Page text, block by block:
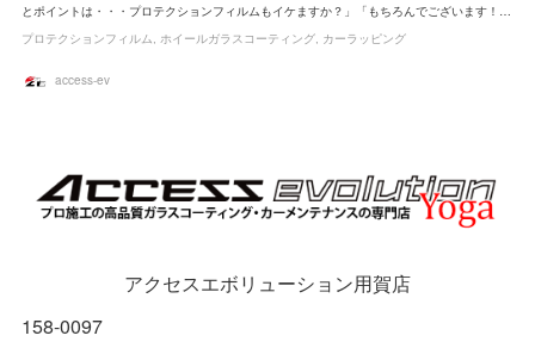
とポイントは・・・プロテクションフィルムもイケますか？」「もちろんでございます！…
プロテクションフィルム ホイールガラスコーティング カーラッピング
access-ev
アクセスエボリューション用賀店
158-0097